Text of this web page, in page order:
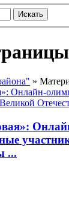
Искать
»
...